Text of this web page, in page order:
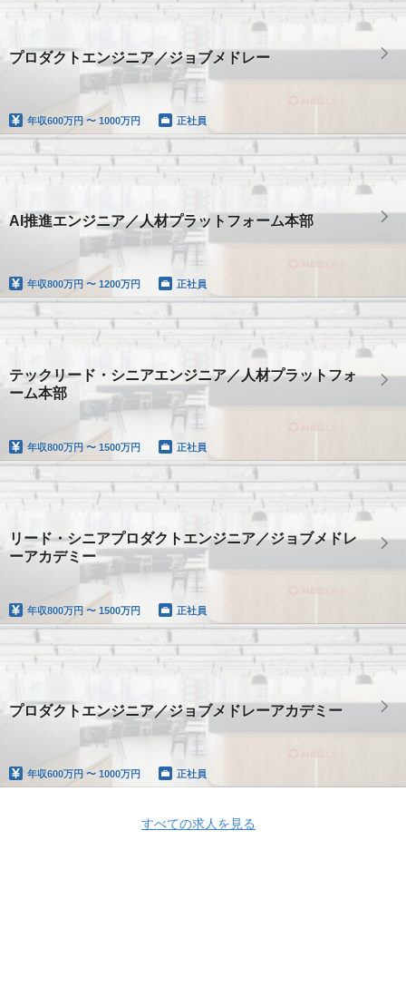
プロダクトエンジニア／ジョブメドレー
年収600万円 〜 1000万円 正社員
AI推進エンジニア／人材プラットフォーム本部
年収800万円 〜 1200万円 正社員
テックリード・シニアエンジニア／人材プラットフォ
ーム本部
年収800万円 〜 1500万円 正社員
リード・シニアプロダクトエンジニア／ジョブメドレ
ーアカデミー
年収800万円 〜 1500万円 正社員
プロダクトエンジニア／ジョブメドレーアカデミー
年収600万円 〜 1000万円 正社員
すべての求人を見る